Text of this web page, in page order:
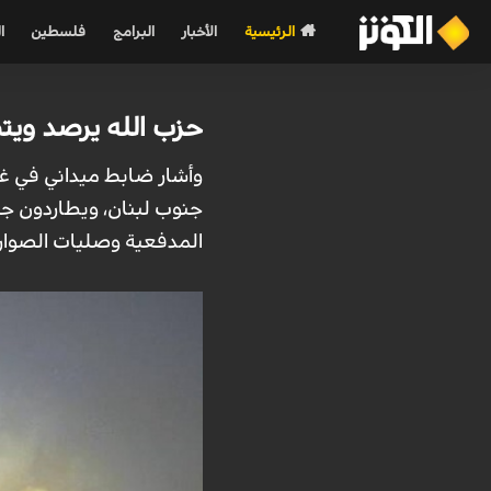
الرئيسية الأخبار البرامج فلسطين
حزب الله يرصد
وأشار ضابط ميداني في
جنوب لبنان، ويطاردون
المدفعية وصليات